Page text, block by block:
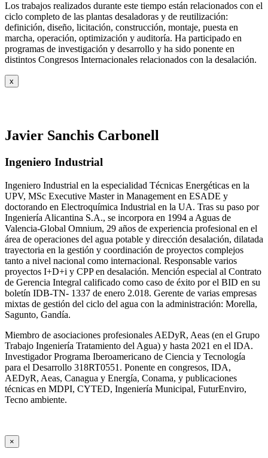
Los trabajos realizados durante este tiempo están relacionados con el
ciclo completo de las plantas desaladoras y de reutilización:
definición, diseño, licitación, construcción, montaje, puesta en
marcha, operación, optimización y auditoría. Ha participado en
programas de investigación y desarrollo y ha sido ponente en
distintos Congresos Internacionales relacionados con la desalación.
x
Javier Sanchis Carbonell
Ingeniero Industrial
Ingeniero Industrial en la especialidad Técnicas Energéticas en la
UPV, MSc Executive Master in Management en ESADE y
doctorando en Electroquímica Industrial en la UA. Tras su paso por
Ingeniería Alicantina S.A., se incorpora en 1994 a Aguas de
Valencia-Global Omnium, 29 años de experiencia profesional en el
área de operaciones del agua potable y dirección desalación, dilatada
trayectoria en la gestión y coordinación de proyectos complejos
tanto a nivel nacional como internacional. Responsable varios
proyectos I+D+i y CPP en desalación. Mención especial al Contrato
de Gerencia Integral calificado como caso de éxito por el BID en su
boletín IDB-TN- 1337 de enero 2.018. Gerente de varias empresas
mixtas de gestión del ciclo del agua con la administración: Morella,
Sagunto, Gandía.
Miembro de asociaciones profesionales AEDyR, Aeas (en el Grupo
Trabajo Ingeniería Tratamiento del Agua) y hasta 2021 en el IDA.
Investigador Programa Iberoamericano de Ciencia y Tecnología
para el Desarrollo 318RT0551. Ponente en congresos, IDA,
AEDyR, Aeas, Canagua y Energía, Conama, y publicaciones
técnicas en MDPI, CYTED, Ingeniería Municipal, FuturEnviro,
Tecno ambiente.
×